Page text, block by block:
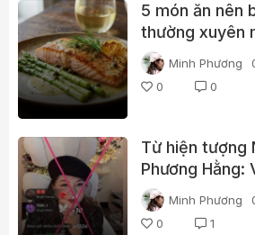
5 món ăn nên
thường xuyên
năng lượng
Minh Phương
0
0
Từ hiện tượng
Phương Hằng:
livestream
càng dễ “bùng
Minh Phương
0
1